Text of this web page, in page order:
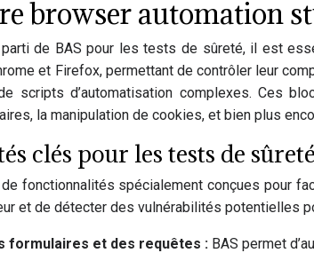
browser automation
de BAS pour les tests de sûreté, il est
et Firefox, permettant de contrôler leur
scripts d’automatisation complexes. Ces
la manipulation de cookies, et bien plus
clés pour les tests de sûreté
fonctionnalités spécialement conçues pour
et de détecter des vulnérabilités potentielles
formulaires et des requêtes : BAS permet